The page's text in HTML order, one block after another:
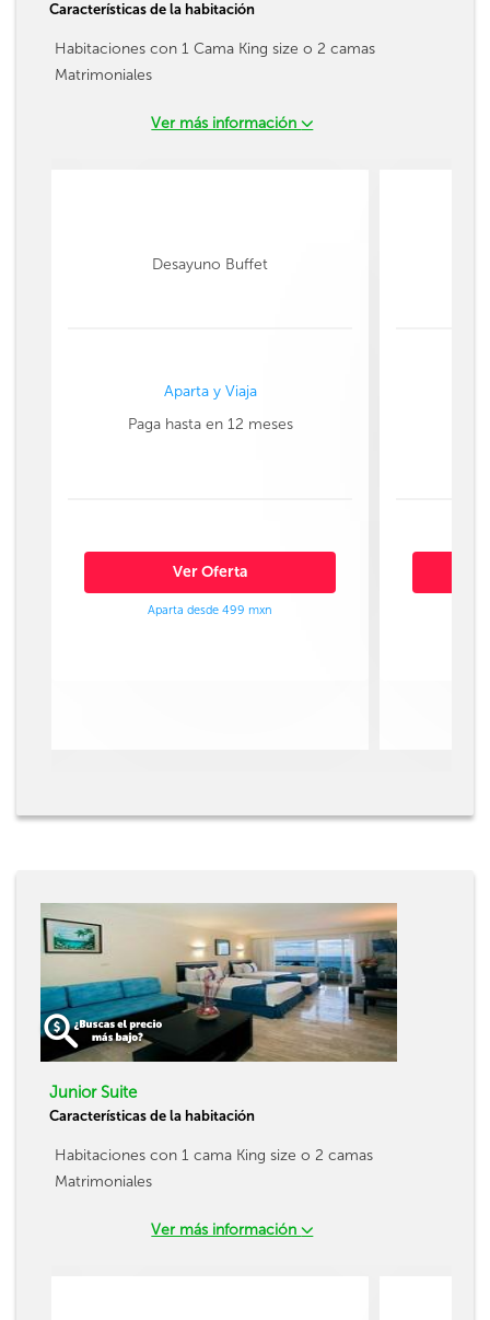
Características de la habitación
Habitaciones con 1 Cama King size o 2 camas
Matrimoniales
Ver más información
Desayuno Buffet
Aparta y Viaja
Paga hasta en 12 meses
Ver Oferta
Aparta desde 499 mxn
Junior Suite
Características de la habitación
Habitaciones con 1 cama King size o 2 camas
Matrimoniales
Ver más información